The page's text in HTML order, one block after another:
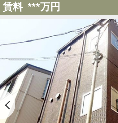
賃料 ***万円